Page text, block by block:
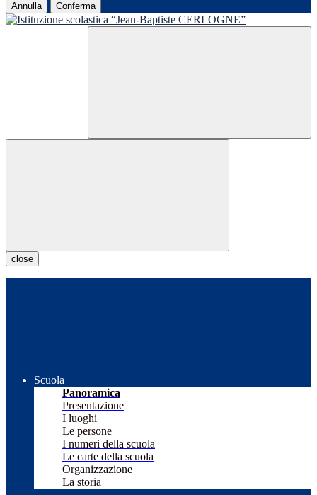
Annulla Conferma
close
Scuola
Panoramica
Presentazione
I luoghi
Le persone
I numeri della scuola
Le carte della scuola
Organizzazione
La storia